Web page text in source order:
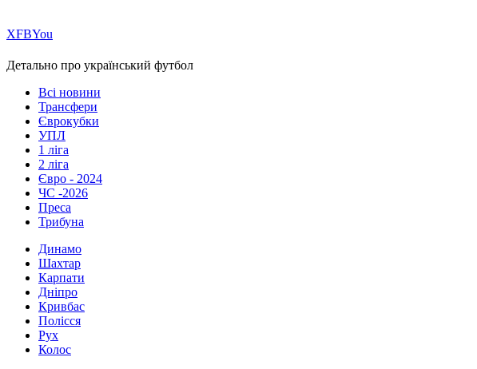
ХFBYou
Детально про український футбол
Всі новини
Трансфери
Єврокубки
УПЛ
1 ліга
2 ліга
Євро - 2024
ЧС -2026
Преса
Трибуна
Динамо
Шахтар
Карпати
Дніпро
Кривбас
Полісся
Рух
Колос